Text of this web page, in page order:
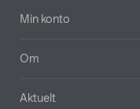
Min konto
Om
Aktuelt